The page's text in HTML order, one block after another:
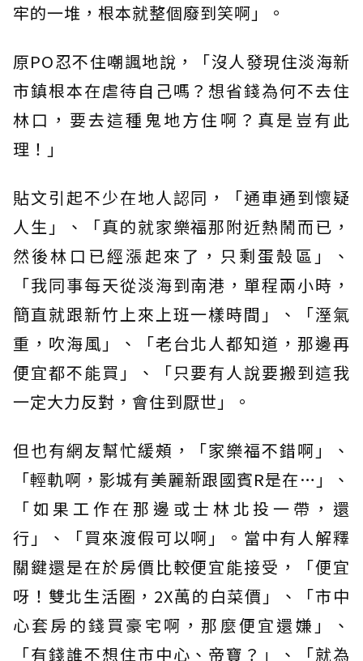
牢的一堆，根本就整個廢到笑啊」。
原PO忍不住嘲諷地說，「沒人發現住淡海新
市鎮根本在虐待自己嗎？想省錢為何不去住
林口，要去這種鬼地方住啊？真是豈有此
理！」
貼文引起不少在地人認同，「通車通到懷疑
人生」、「真的就家樂福那附近熱鬧而已，
然後林口已經漲起來了，只剩蛋殼區」、
「我同事每天從淡海到南港，單程兩小時，
簡直就跟新竹上來上班一樣時間」、「溼氣
重，吹海風」、「老台北人都知道，那邊再
便宜都不能買」、「只要有人說要搬到這我
一定大力反對，會住到厭世」。
但也有網友幫忙緩頰，「家樂福不錯啊」、
「輕軌啊，影城有美麗新跟國賓R是在…」、
「如果工作在那邊或士林北投一帶，還
行」、「買來渡假可以啊」。當中有人解釋
關鍵還是在於房價比較便宜能接受，「便宜
呀！雙北生活圈，2X萬的白菜價」、「市中
心套房的錢買豪宅啊，那麼便宜還嫌」、
「有錢誰不想住市中心、帝寶？」、「就為